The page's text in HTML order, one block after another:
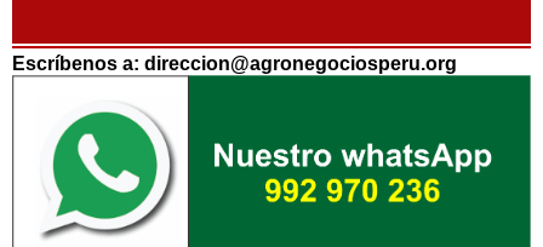
Escríbenos a: direccion@agronegociosperu.org